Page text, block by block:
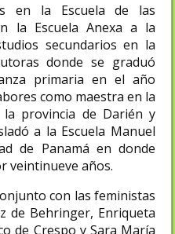
en la Escuela de las
la Escuela Anexa a la
secundarios en la
donde se graduó
primaria en el año
como maestra en la
la provincia de Darién y
a la Escuela Manuel
de Panamá en donde
veintinueve años.
con las feministas
de Behringer, Enriqueta
de Crespo y Sara María